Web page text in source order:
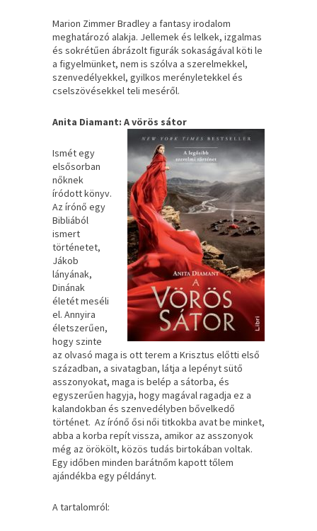
Marion Zimmer Bradley a fantasy irodalom
meghatározó alakja. Jellemek és lelkek, izgalmas
és sokrétűen ábrázolt figurák sokaságával köti le
a figyelmünket, nem is szólva a szerelmekkel,
szenvedélyekkel, gyilkos merényletekkel és
cselszövésekkel teli meséről.
Anita Diamant: A vörös sátor
Ismét egy
elsősorban
nőknek
íródott könyv.
Az írónő egy
Bibliából
ismert
történetet,
Jákob
lányának,
Dinának
életét meséli
el. Annyira
életszerűen,
hogy szinte
az olvasó maga is ott terem a Krisztus előtti első
században, a sivatagban, látja a lepényt sütő
asszonyokat, maga is belép a sátorba, és
egyszerűen hagyja, hogy magával ragadja ez a
kalandokban és szenvedélyben bővelkedő
történet. Az írónő ősi női titkokba avat be minket,
abba a korba repít vissza, amikor az asszonyok
még az örökölt, közös tudás birtokában voltak.
Egy időben minden barátnőm kapott tőlem
ajándékba egy példányt.
A tartalomról: